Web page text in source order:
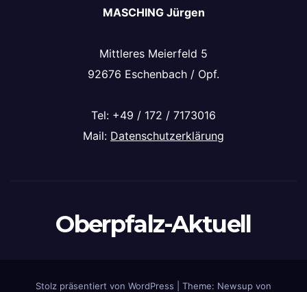
MASCHING Jürgen
Mittleres Meierfeld 5
92676 Eschenbach / Opf.
Tel: +49 / 172 / 7173016
Mail: Datenschutzerklärung
Oberpfalz-Aktuell
Stolz präsentiert von WordPress Theme: Newsup von